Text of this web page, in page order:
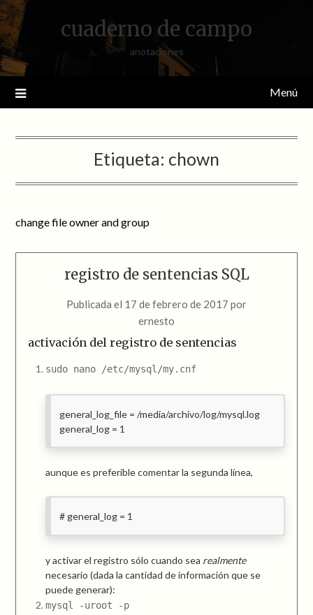
Saltar
contenido
cuaderno de campo
anotaciones
Menú
Etiqueta: chown
change file owner and group
registro de sentencias SQL
Publicada el 17 de febrero de 2017 por
ernesto
activación del registro de sentencias
sudo nano /etc/mysql/my.cnf
general_log_file = /media/archivo/log/mysql.log
general_log = 1
aunque es preferible comentar la segunda línea,
# general_log = 1
y activar el registro sólo cuando sea realmente
necesario (dada la cantidad de información que se
puede generar):
mysql -uroot -p